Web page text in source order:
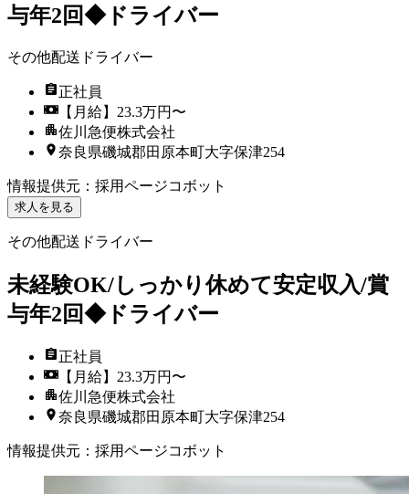
与年2回◆ドライバー
その他配送ドライバー
正社員
【月給】23.3万円〜
佐川急便株式会社
奈良県磯城郡田原本町大字保津254
情報提供元 ： 採用ページコボット
求人を見る
その他配送ドライバー
未経験OK/しっかり休めて安定収入/賞
与年2回◆ドライバー
正社員
【月給】23.3万円〜
佐川急便株式会社
奈良県磯城郡田原本町大字保津254
情報提供元 ： 採用ページコボット